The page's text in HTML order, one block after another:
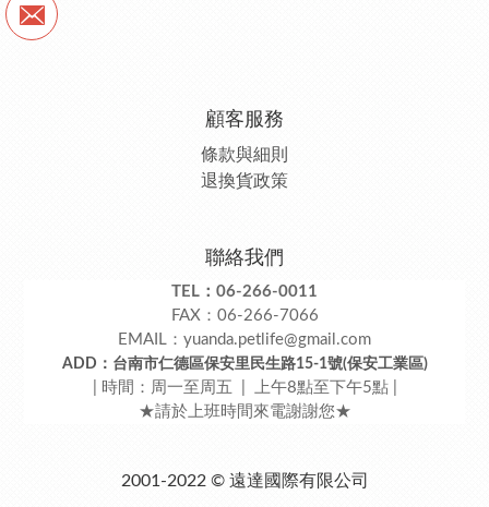
顧客服務
條款與細則
退換貨政策
聯絡我們
TEL：06-266-0011
FAX：06-266-7066
EMAIL：yuanda.petlife@gmail.com
ADD：台南市仁德區保安里民生路15-1號(保安工業區)
| 時間：周一至周五 | 上午8點至下午5點 |
★請於上班時間來電謝謝您★
2001-2022 © 遠達國際有限公司